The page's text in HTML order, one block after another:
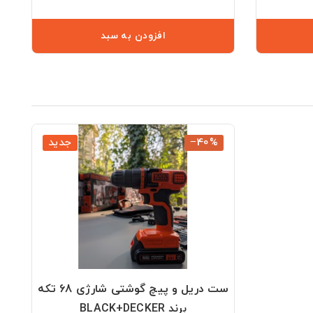
افزودن به سبد
جدید ‎−40%
ست دریل و پیچ گوشتی شارژی 68 تکه
برند BLACK+DECKER